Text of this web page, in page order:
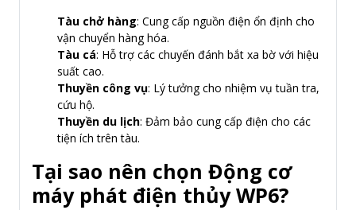
Tàu chở hàng: Cung cấp nguồn điện ổn định cho
vận chuyển hàng hóa.
Tàu cá: Hỗ trợ các chuyến đánh bắt xa bờ với hiệu
suất cao.
Thuyền công vụ: Lý tưởng cho nhiệm vụ tuần tra,
cứu hộ.
Thuyền du lịch: Đảm bảo cung cấp điện cho các
tiện ích trên tàu.
Tại sao nên chọn Động cơ
máy phát điện thủy WP6?